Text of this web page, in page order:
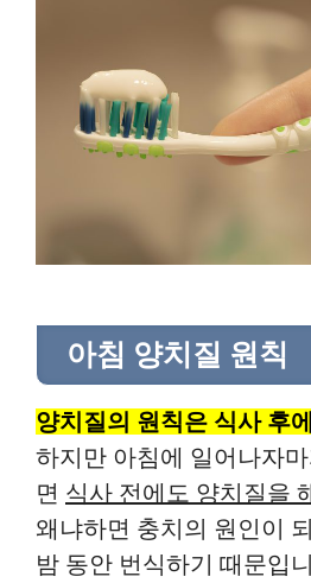
아침 양치질 원칙
양치질의 원칙은 식사 후
하지만 아침에 일어나자
면 식사 전에도 양치질을
왜냐하면 충치의 원인이
밤 동안 번식하기 때문입